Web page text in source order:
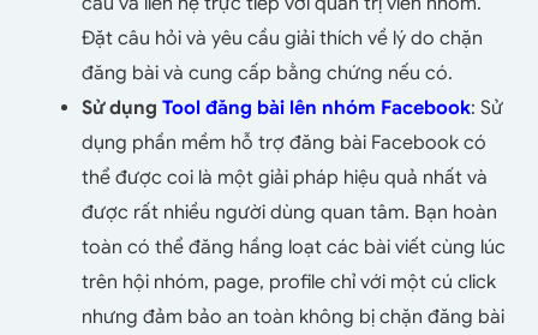
Đặt câu hỏi và yêu cầu giải thích về lý do chặn
đăng bài và cung cấp bằng chứng nếu có.
Sử dụng Tool đăng bài lên nhóm Facebook: Sử
dụng phần mềm hỗ trợ đăng bài Facebook có
thể được coi là một giải pháp hiệu quả nhất và
được rất nhiều người dùng quan tâm. Bạn hoàn
toàn có thể đăng hầng loạt các bài viết cùng lúc
trên hội nhóm, page, profile chỉ với một cú click
nhưng đảm bảo an toàn không bị chặn đăng bài